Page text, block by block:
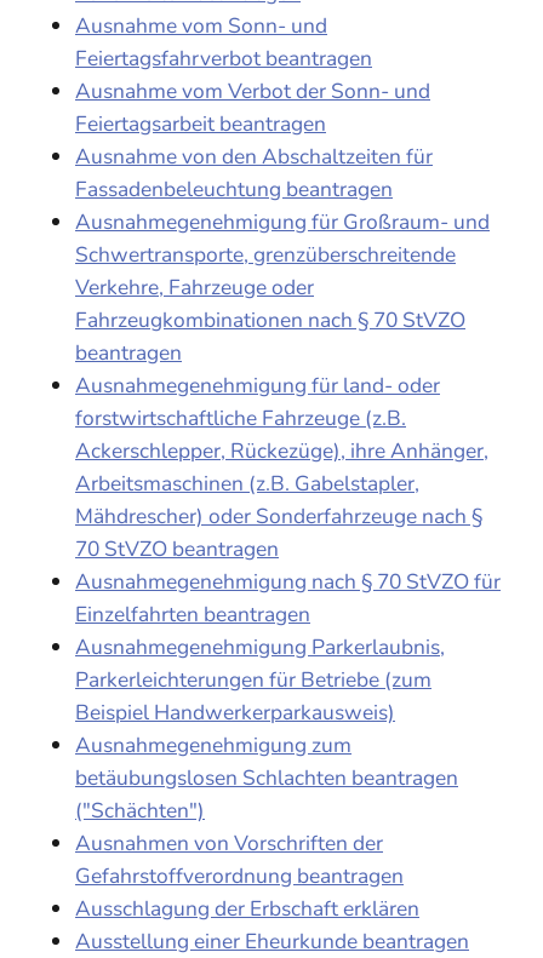
Ausnahme vom Sonn- und
Feiertagsfahrverbot beantragen
Ausnahme vom Verbot der Sonn- und
Feiertagsarbeit beantragen
Ausnahme von den Abschaltzeiten für
Fassadenbeleuchtung beantragen
Ausnahmegenehmigung für Großraum- und
Schwertransporte, grenzüberschreitende
Verkehre, Fahrzeuge oder
Fahrzeugkombinationen nach § 70 StVZO
beantragen
Ausnahmegenehmigung für land- oder
forstwirtschaftliche Fahrzeuge (z.B.
Ackerschlepper, Rückezüge), ihre Anhänger,
Arbeitsmaschinen (z.B. Gabelstapler,
Mähdrescher) oder Sonderfahrzeuge nach §
70 StVZO beantragen
Ausnahmegenehmigung nach § 70 StVZO für
Einzelfahrten beantragen
Ausnahmegenehmigung Parkerlaubnis,
Parkerleichterungen für Betriebe (zum
Beispiel Handwerkerparkausweis)
Ausnahmegenehmigung zum
betäubungslosen Schlachten beantragen
("Schächten")
Ausnahmen von Vorschriften der
Gefahrstoffverordnung beantragen
Ausschlagung der Erbschaft erklären
Ausstellung einer Eheurkunde beantragen